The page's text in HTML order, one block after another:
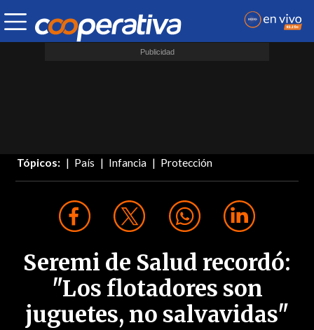
Tópicos: País Infancia Protección
Seremi de Salud recordó:
"Los flotadores son
juguetes, no salvavidas"